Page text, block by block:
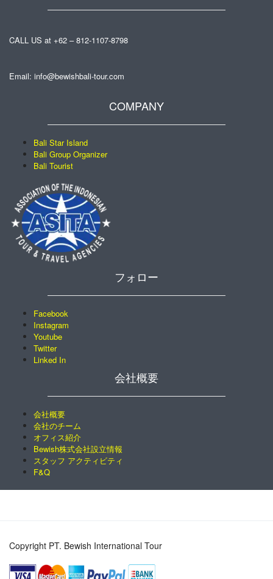
CALL US at +62 – 812-1107-8798
Email: info@bewishbali-tour.com
COMPANY
Bali Star Island
Bali Group Organizer
Bali Tourist
フォロー
Facebook
Instagram
Youtube
Twitter
Linked In
会社概要
会社概要
会社のチーム
オフィス紹介
Bewish株式会社設立情報
スタッフ アクティビティ
F&Q
Copyright PT. Bewish International Tour